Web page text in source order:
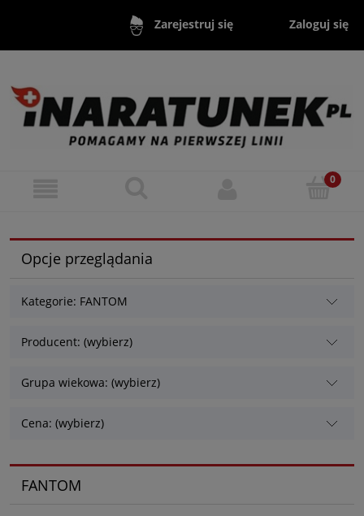
Zarejestruj się Zaloguj się
Opcje przeglądania
Kategorie: FANTOM
Producent: (wybierz)
Grupa wiekowa: (wybierz)
Cena: (wybierz)
FANTOM